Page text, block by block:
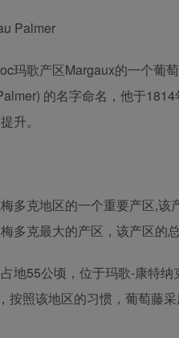
Palmer
玛歌产区Margaux的一个葡
的名字命名，他于
升。
多克地区的一个重要产区,
多克最大的产区，该产区的
地55公顷，位于玛歌-康特
按照该地区的习惯，葡萄藤